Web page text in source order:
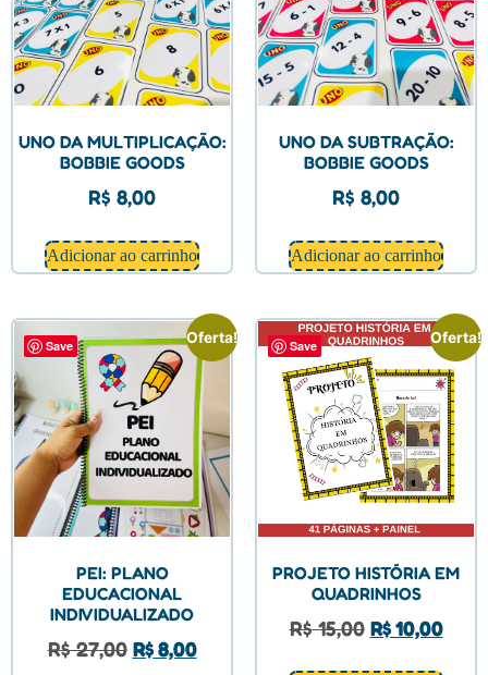
UNO DA MULTIPLICAÇÃO:
BOBBIE GOODS
R$ 8,00
Adicionar ao carrinho
UNO DA SUBTRAÇÃO:
BOBBIE GOODS
R$ 8,00
Adicionar ao carrinho
Save Oferta!
PEI: PLANO
EDUCACIONAL
INDIVIDUALIZADO
R$27,00 R$8,00
Save Oferta!
PROJETO HISTÓRIA EM
QUADRINHOS
R$15,00 R$10,00